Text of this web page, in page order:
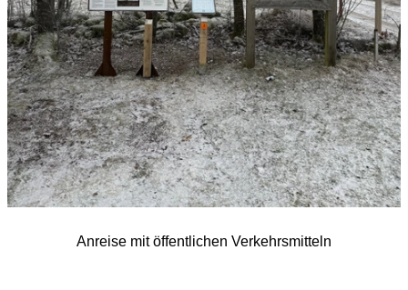
Anreise mit öffentlichen Verkehrsmitteln